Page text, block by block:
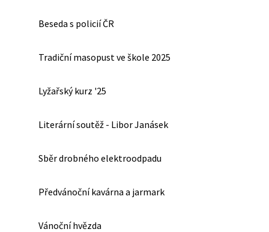
Beseda s policií ČR
Tradiční masopust ve škole 2025
Lyžařský kurz '25
Literární soutěž - Libor Janásek
Sběr drobného elektroodpadu
Předvánoční kavárna a jarmark
Vánoční hvězda